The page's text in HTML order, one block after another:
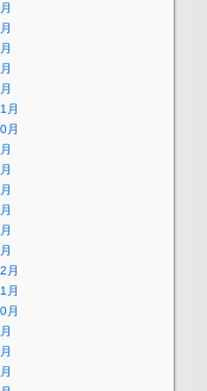
月
月
月
月
月